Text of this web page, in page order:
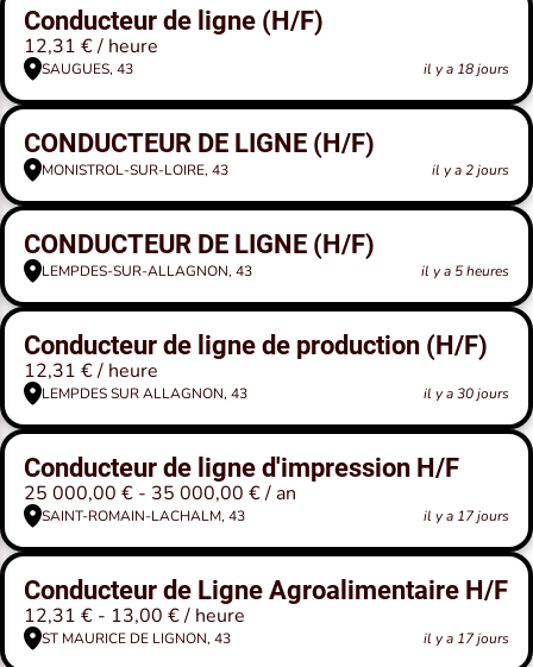
Conducteur de ligne (H/F)
12,31 € / heure
SAUGUES, 43 il y a 18 jours
CONDUCTEUR DE LIGNE (H/F)
MONISTROL-SUR-LOIRE, 43 il y a 2 jours
CONDUCTEUR DE LIGNE (H/F)
LEMPDES-SUR-ALLAGNON, 43 il y a 5 heures
Conducteur de ligne de production (H/F)
12,31 € / heure
LEMPDES SUR ALLAGNON, 43 il y a 30 jours
Conducteur de ligne d'impression H/F
25 000,00 € - 35 000,00 € / an
SAINT-ROMAIN-LACHALM, 43 il y a 17 jours
Conducteur de Ligne Agroalimentaire H/F
12,31 € - 13,00 € / heure
ST MAURICE DE LIGNON, 43 il y a 17 jours